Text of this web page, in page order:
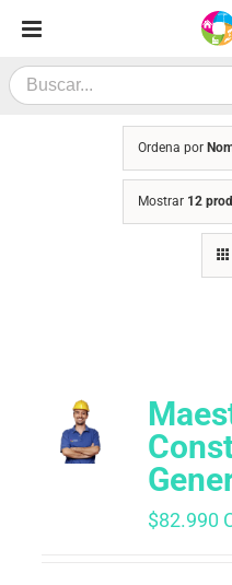
contenido
Search
for:
Ordena por
Mostrar 12
$82.990